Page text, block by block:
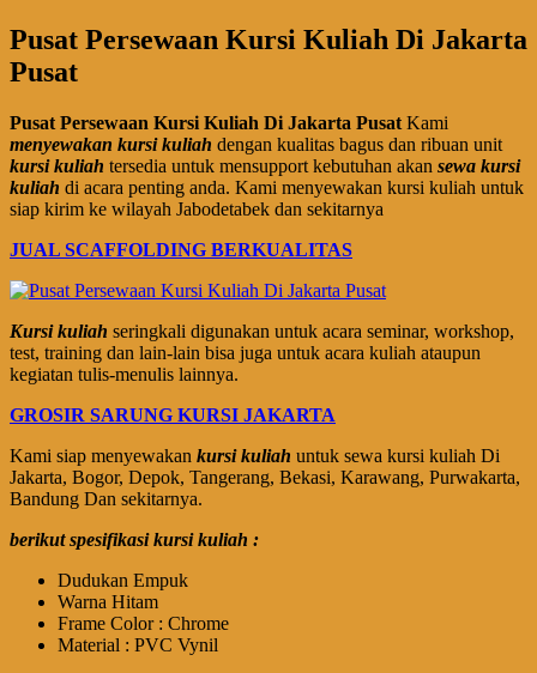
Pusat Persewaan Kursi Kuliah Di Jakarta
Pusat
Pusat Persewaan Kursi Kuliah Di Jakarta Pusat Kami
menyewakan kursi kuliah dengan kualitas bagus dan ribuan unit
kursi kuliah tersedia untuk mensupport kebutuhan akan sewa kursi
kuliah di acara penting anda. Kami menyewakan kursi kuliah untuk
siap kirim ke wilayah Jabodetabek dan sekitarnya
JUAL SCAFFOLDING BERKUALITAS
Kursi kuliah seringkali digunakan untuk acara seminar, workshop,
test, training dan lain-lain bisa juga untuk acara kuliah ataupun
kegiatan tulis-menulis lainnya.
GROSIR SARUNG KURSI JAKARTA
Kami siap menyewakan kursi kuliah untuk sewa kursi kuliah Di
Jakarta, Bogor, Depok, Tangerang, Bekasi, Karawang, Purwakarta,
Bandung Dan sekitarnya.
berikut spesifikasi kursi kuliah :
Dudukan Empuk
Warna Hitam
Frame Color : Chrome
Material : PVC Vynil